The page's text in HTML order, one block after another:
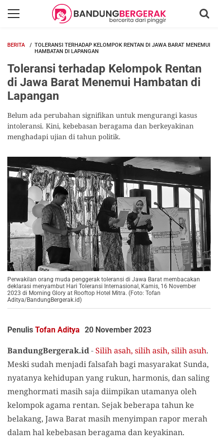
BERITA
TOLERANSI TERHADAP KELOMPOK RENTAN DI JAWA BARAT MENEMUI
HAMBATAN DI LAPANGAN
Toleransi terhadap Kelompok Rentan
di Jawa Barat Menemui Hambatan di
Lapangan
Belum ada perubahan signifikan untuk mengurangi kasus
intoleransi. Kini, kebebasan beragama dan berkeyakinan
menghadapi ujian di tahun politik.
Perwakilan orang muda penggerak toleransi di Jawa Barat membacakan
deklarasi menyambut Hari Toleransi Internasional, Kamis, 16 November
2023 di Morning Glory at Rooftop Hotel Mitra. (Foto: Tofan
Aditya/BandungBergerak.id)
Penulis Tofan Aditya 20 November 2023
BandungBergerak.id-Silih asah, silih asih, silih asuh.
Meski sudah menjadi falsafah bagi masyarakat Sunda,
nyatanya kehidupan yang rukun, harmonis, dan saling
menghormati masih saja diimpikan utamanya oleh
kelompok agama rentan. Sejak beberapa tahun ke
belakang, Jawa Barat masih menyimpan rapor merah
dalam hal kebebasan beragama dan keyakinan.